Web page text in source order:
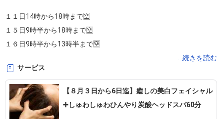
１１日14時から18時まで🈳
１５日9時半から18時まで🈳
１６日9時半から13時半まで🈳
※予約システムは、2時間前まで予約の問い合わせが可能です。
例　10時にご来店希望→7時59分まで
※2時間＋所要時間を切りますと、予約が❌表示になります。
...続きを読む
サービス
【８月３日から6日迄】癒しの美白フェイシャル
➕しゅわしゅわひんやり炭酸ヘッドスパ60分